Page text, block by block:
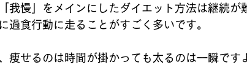
我慢」をメインにしたダイエット方法は継続
過食行動に走ることがすごく多いです。
痩せるのは時間が掛かっても太るのは一瞬です